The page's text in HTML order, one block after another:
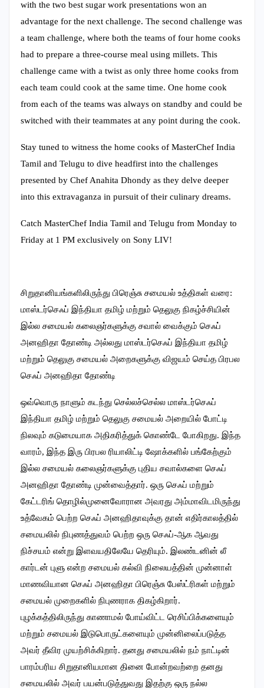
with the two best sugar work presentations won an
advantage for the next challenge. The second challenge was
a team challenge, where both the teams of four home cooks
had to prepare a three-course meal using millets. This
challenge came with a twist as only three home cooks from
each team could cook at the same time. One home cook
from each of the teams was always on standby and could be
switched with their teammates at any point during the cook.
Stay tuned to witness the home cooks of MasterChef India
Tamil and Telugu to dive headfirst into the challenges
presented by Chef Anahita Dhondy as they delve deeper
into this extravaganza in pursuit of their culinary dreams.
Catch MasterChef India Tamil and Telugu from Monday to
Friday at 1 PM exclusively on Sony LIV!
சிறுதானியங்களிலிருந்து பிரெஞ்சு சமையல் உத்திகள் வரை:
மாஸ்டர்செஃப் இந்தியா தமிழ் மற்றும் தெலுகு நிகழ்ச்சியின்
இல்ல சமையல் கலைஞர்களுக்கு சவால் வைக்கும் செஃப்
அனஹிதா தோண்டி அல்லது மாஸ்டர்செஃப் இந்தியா தமிழ்
மற்றும் தெலுகு சமையல் அறைகளுக்கு விஜயம் செய்த பிரபல
செஃப் அனஹிதா தோண்டி
ஒவ்வொரு நாளும் கடந்து செல்லச்செல்ல மாஸ்டர்செஃப்
இந்தியா தமிழ் மற்றும் தெலுகு சமையல் அறையில் போட்டி
நிலவும் கடுமையாக அதிகரித்துக் கொண்டே போகிறது. இந்த
வாரம், இந்த இரு பிரபல ரியாலிட்டி ஷோக்களில் பங்கேற்கும்
இல்ல சமையல் கலைஞர்களுக்கு புதிய சவால்களை செஃப்
அனஹிதா தோண்டி முன்வைத்தார். ஒரு செஃப் மற்றும்
கேட்டரிங் தொழில்முனைவோரான அவரது அம்மாவிடமிருந்து
உத்வேகம் பெற்ற செஃப் அனஹிதாவுக்கு தான் எதிர்காலத்தில்
சமையலில் நிபுணத்துவம் பெற்ற ஒரு செஃப்-ஆக ஆவது
நிச்சயம் என்று இளவயதிலேயே தெரியும். இலண்டனின் லீ
கார்டன் புளு என்ற சமையல் கல்வி நிலையத்தின் முன்னாள்
மாணவியான செஃப் அனஹிதா பிரெஞ்சு பேஸ்ட்ரிகள் மற்றும்
சமையல் முறைகளில் நிபுணராக திகழ்கிறார்.
புழக்கத்திலிருந்து காணாமல் போய்விட்ட ரெசிப்பிக்களையும்
மற்றும் சமையல் இடுபொருட்களையும் முன்னிலைப்படுத்த
அவர் தீவிர முயற்சிக்கிறார். தனது சமையலில் நம் நாட்டின்
பாரம்பரிய சிறுதானியமான தினை போன்றவற்றை தனது
சமையலில் அவர் பயன்படுத்துவது இதற்கு ஒரு நல்ல